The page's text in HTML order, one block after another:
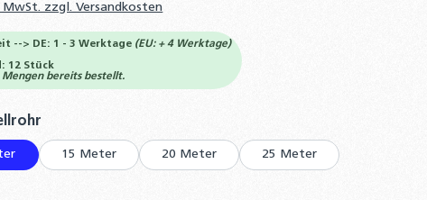
MwSt. zzgl. Versandkosten
--> DE: 1 - 3 Werktage (EU: + 4 Werktage)
12 Stück
Mengen bereits bestellt.
15 Meter 20 Meter 25 Meter